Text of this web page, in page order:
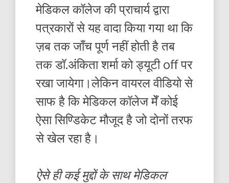
मेडिकल कॉलेज की प्राचार्य द्वारा
पत्रकारों से यह वादा किया गया था कि
ज़ब तक जाँच पूर्ण नहीं होती है तब
तक डॉ.अंकिता शर्मा को ड्यूटी off पर
रखा जायेगा।लेकिन वायरल वीडियो से
साफ है कि मेडिकल कॉलेज मेँ कोई
ऐसा सिण्डिकेट मौजूद है जो दोनों तरफ
से खेल रहा है।
ऐसे ही कई मुद्दों के साथ मेडिकल